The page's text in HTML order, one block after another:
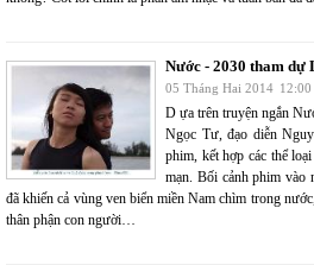
Nước - 2030 tham
05 Tháng Hai 2014 12:00
D ựa trên truyện ngắn
Ngọc Tư, đạo diễn
phim, kết hợp các thể
mạn. Bối cảnh phim vào
đã khiến cả vùng ven biển miền Nam chìm trong
thân phận con người…